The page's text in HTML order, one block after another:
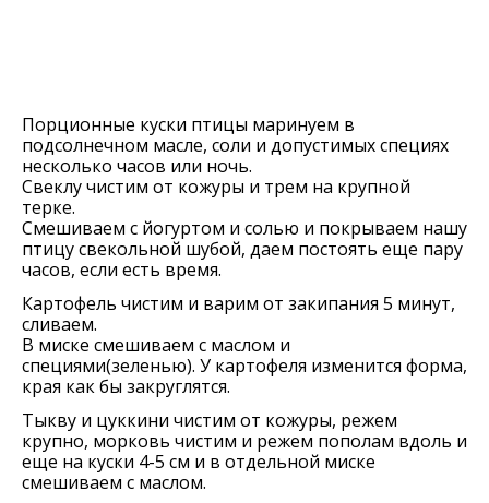
Порционные куски птицы маринуем в
подсолнечном масле, соли и допустимых специях
несколько часов или ночь.
Свеклу чистим от кожуры и трем на крупной
терке.
Смешиваем с йогуртом и солью и покрываем нашу
птицу свекольной шубой, даем постоять еще пару
часов, если есть время.
Картофель чистим и варим от закипания 5 минут,
сливаем.
В миске смешиваем с маслом и
специями(зеленью). У картофеля изменится форма,
края как бы закруглятся.
Тыкву и цуккини чистим от кожуры, режем
крупно, морковь чистим и режем пополам вдоль и
еще на куски 4-5 см и в отдельной миске
смешиваем с маслом.